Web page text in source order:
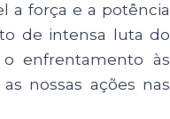
a força e a potência
de intensa luta do
enfrentamento às
nossas ações nas